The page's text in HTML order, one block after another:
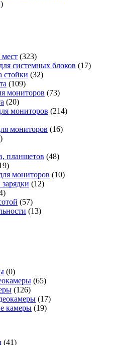
(323)
системных блоков (17)
стойки (32)
(109)
мониторов (73)
(20)
мониторов (214)
мониторов (16)
планшетов (48)
мониторов (10)
(12)
(57)
(13)
(0)
(65)
(126)
(17)
камеры (19)
(41)